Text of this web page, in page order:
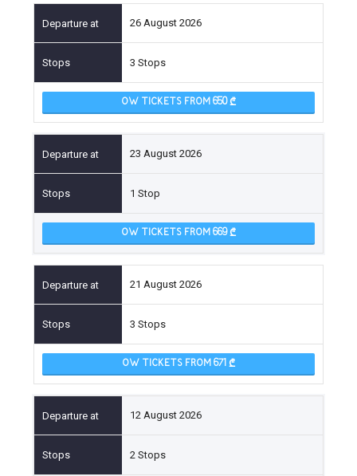
26 August 2026
3 Stops
OW TICKETS FROM 650
23 August 2026
1 Stop
OW TICKETS FROM 669
21 August 2026
3 Stops
OW TICKETS FROM 671
12 August 2026
2 Stops